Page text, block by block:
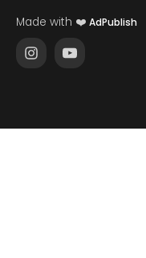
Made with ❤️ AdPublish